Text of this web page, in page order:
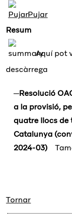
Pujar
Resum
Aquí pot
descàrrega
Resolució
a la provisió,
quatre llocs
Catalunya
2024-03)
Tornar